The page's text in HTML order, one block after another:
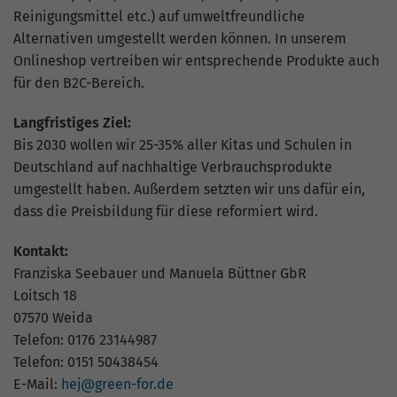
Reinigungsmittel etc.) auf umweltfreundliche
Alternativen umgestellt werden können. In unserem
Onlineshop vertreiben wir entsprechende Produkte auch
für den B2C-Bereich.
Langfristiges Ziel:
Bis 2030 wollen wir 25-35% aller Kitas und Schulen in
Deutschland auf nachhaltige Verbrauchsprodukte
umgestellt haben. Außerdem setzten wir uns dafür ein,
dass die Preisbildung für diese reformiert wird.
Kontakt:
Franziska Seebauer und Manuela Büttner GbR
Loitsch 18
07570 Weida
Telefon: 0176 23144987
Telefon: 0151 50438454
E-Mail: hej@green-for.de
Zweck
Nutzung der Website für den
Analysebericht der Website zu verfolgen.
Die Cookies speichern Informationen
anonym und weisen eine zufällig
generierte Nummer zu, um eindeutige
Name _gid
Anbieter Google Analytics
Laufzeit
Zweck
Dieses Cookie wird von Google Analytics
wie Besucher eine Website nutzen, und
hilft bei der Erstellung eines
Analyseberichts darüber, wie es der